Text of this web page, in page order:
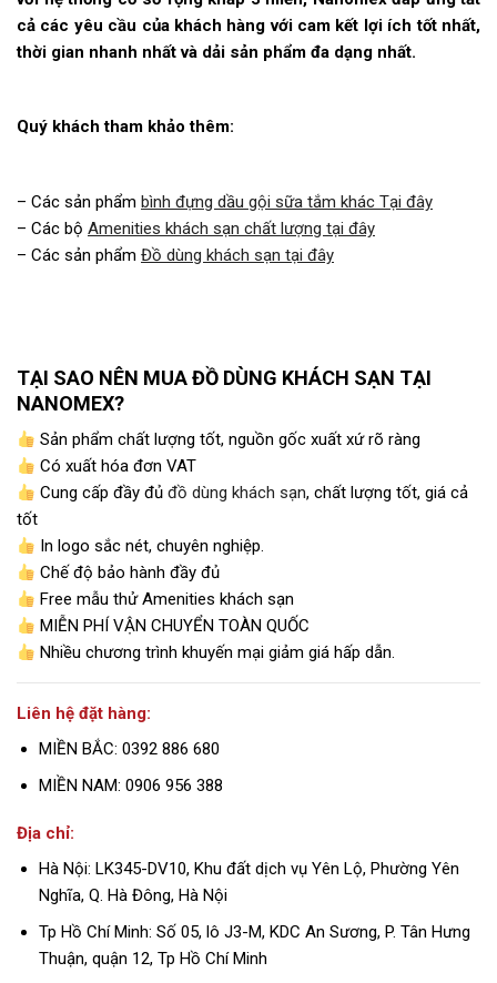
cả các yêu cầu của khách hàng với cam kết lợi ích tốt nhất,
thời gian nhanh nhất và dải sản phẩm đa dạng nhất.
Quý khách tham khảo thêm:
– Các sản phẩm bình đựng dầu gội sữa tắm khác Tại đây
– Các bộ Amenities khách sạn chất lượng tại đây
– Các sản phẩm Đồ dùng khách sạn tại đây
TẠI SAO NÊN MUA ĐỒ DÙNG KHÁCH SẠN TẠI
NANOMEX?
Sản phẩm chất lượng tốt, nguồn gốc xuất xứ rõ ràng
Có xuất hóa đơn VAT
Cung cấp đầy đủđồ dùng khách sạn, chất lượng tốt, giá cả
tốt
In logo sắc nét, chuyên nghiệp.
Chế độ bảo hành đầy đủ
Free mẫu thử Amenities khách sạn
MIỄN PHÍ VẬN CHUYỂN TOÀN QUỐC
Nhiều chương trình khuyến mại giảm giá hấp dẫn.
Liên hệ đặt hàng:
MIỀN BẮC: 0392 886 680
MIỀN NAM: 0906 956 388
Địa chỉ:
Hà Nội: LK345-DV10, Khu đất dịch vụ Yên Lộ, Phường Yên
Nghĩa, Q. Hà Đông, Hà Nội
Tp Hồ Chí Minh: Số 05, lô J3-M, KDC An Sương, P. Tân Hưng
Thuận, quận 12, Tp Hồ Chí Minh